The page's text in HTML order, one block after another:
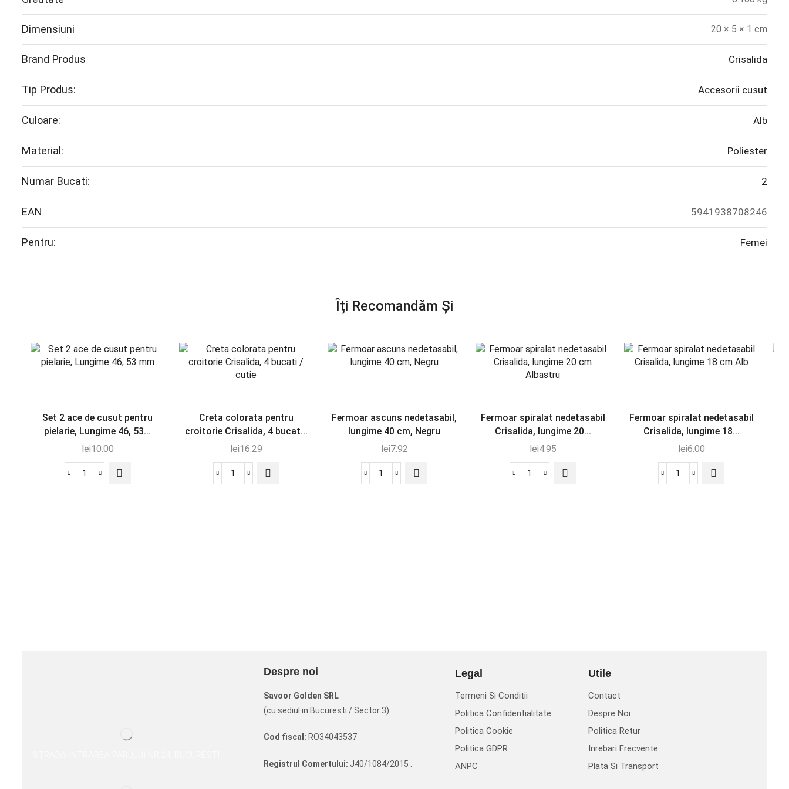
Dimensiuni 20 × 5 × 1 cm
Brand Produs Crisalida
Tip Produs: Accesorii cusut
Culoare: Alb
Material: Poliester
Numar Bucati: 2
EAN 5941938708246
Pentru: Femei
Îți Recomandăm Și
Set 2 ace de cusut pentru
pielarie, Lungime 46, 53...
lei10.00
Creta colorata pentru
croitorie Crisalida, 4 bucat...
lei16.29
Fermoar ascuns nedetasabil,
lungime 40 cm, Negru
lei7.92
Fermoar spiralat nedetasabil
Crisalida, lungime 20...
lei4.95
Fermoar spiralat nedetasabil
Crisalida, lungime 18...
lei6.00
Despre noi
Savoor Golden SRL
(cu sediul in Bucuresti / Sector 3)
Cod fiscal: RO34043537
Registrul Comertului: J40/1084/2015 .
Legal
Termeni Si Conditii
Politica Confidentialitate
Politica Cookie
Politica GDPR
ANPC
Utile
Contact
Despre Noi
Politica Retur
Inrebari Frecvente
Plata Si Transport